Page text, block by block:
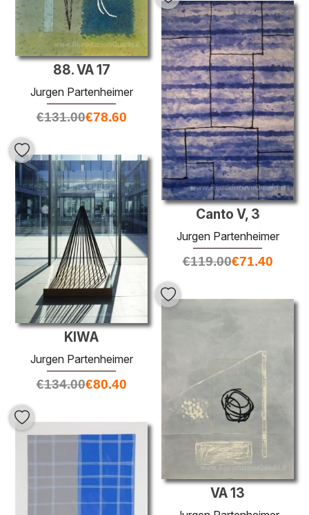
88. VA 17
Jurgen Partenheimer
€131.00€78.60
Canto V, 3
Jurgen Partenheimer
€119.00€71.40
KIWA
Jurgen Partenheimer
€134.00€80.40
VA 13